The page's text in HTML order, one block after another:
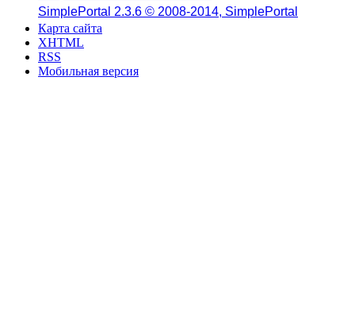
SimplePortal 2.3.6 © 2008-2014, SimplePortal
Карта сайта
XHTML
RSS
Мобильная версия